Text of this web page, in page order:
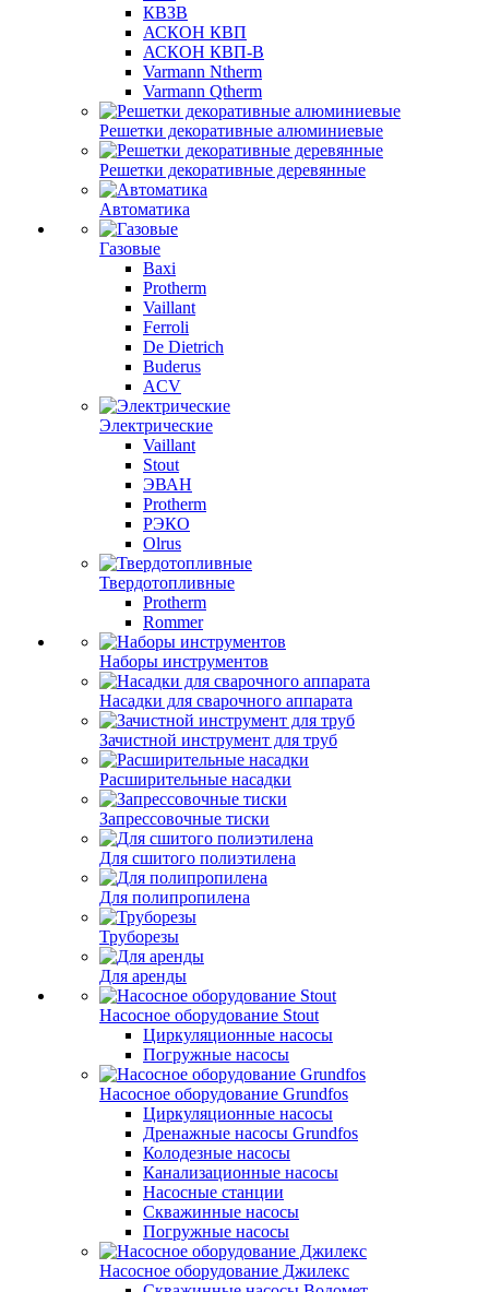
КВЗВ
АСКОН КВП
АСКОН КВП-В
Varmann Ntherm
Varmann Qtherm
Решетки декоративные алюминиевые
Решетки декоративные деревянные
Автоматика
Газовые
Baxi
Protherm
Vaillant
Ferroli
De Dietrich
Buderus
ACV
Электрические
Vaillant
Stout
ЭВАН
Protherm
РЭКО
Olrus
Твердотопливные
Protherm
Rommer
Наборы инструментов
Насадки для сварочного аппарата
Зачистной инструмент для труб
Расширительные насадки
Запрессовочные тиски
Для сшитого полиэтилена
Для полипропилена
Труборезы
Для аренды
Насосное оборудование Stout
Циркуляционные насосы
Погружные насосы
Насосное оборудование Grundfos
Циркуляционные насосы
Дренажные насосы Grundfos
Колодезные насосы
Канализационные насосы
Насосные станции
Скважинные насосы
Погружные насосы
Насосное оборудование Джилекс